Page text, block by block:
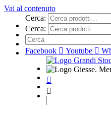
Vai al contenuto
Cerca:
Cerca:
Facebook Youtube